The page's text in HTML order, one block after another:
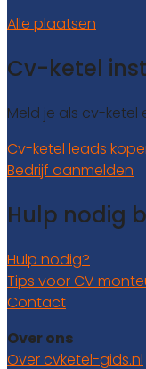
Alle plaatsen
Cv-ketel
Meld je als cv-ketel
Cv-ketel leads
Bedrijf aanmelden
Hulp nodig
Hulp nodig?
Tips voor CV
Contact
Over ons
Over cvketel-gids.nl